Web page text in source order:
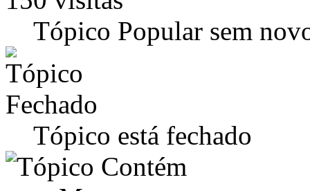
Tópico Popular sem
Tópico está fechado